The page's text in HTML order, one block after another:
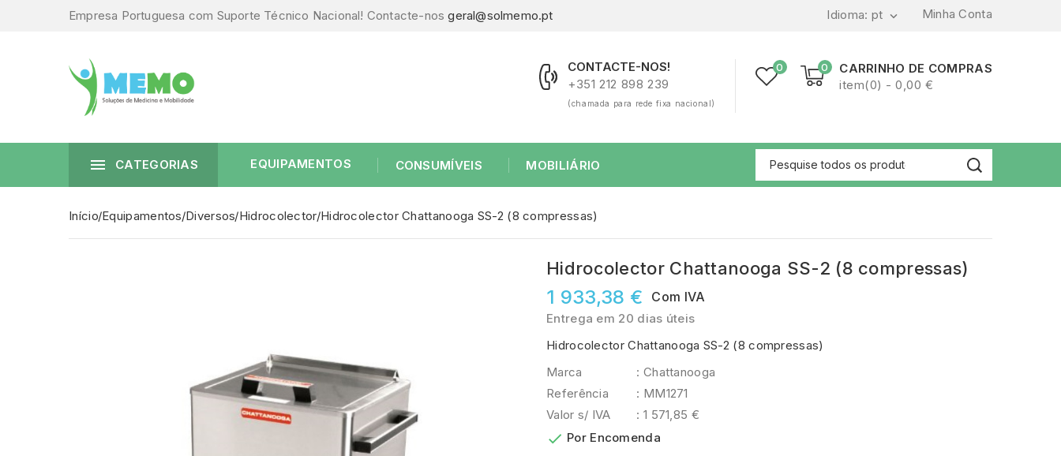
Empresa Portuguesa com Suporte Técnico Nacional! Contacte-nosgeral@solmemo.pt Minha Conta
Idioma: pt 
0
CARRINHO DE COMPRAS
item(0) - 0,00 €
0
CONTACTE-NOS!
+351 212 898 239
(chamada para rede fixa nacional)
 CATEGORIAS EQUIPAMENTOS CONSUMÍVEIS MOBILIÁRIO
Início Equipamentos Diversos Hidrocolector Hidrocolector Chattanooga SS-2 (8 compressas)
Hidrocolector Chattanooga SS-2 (8 compressas)
1 933,38 € Com IVA
Entrega em 20 dias úteis
Hidrocolector Chattanooga SS-2 (8 compressas)
Marca
: Chattanooga
Referência
: MM1271
Valor s/ IVA
: 1 571,85 €
 Por Encomenda